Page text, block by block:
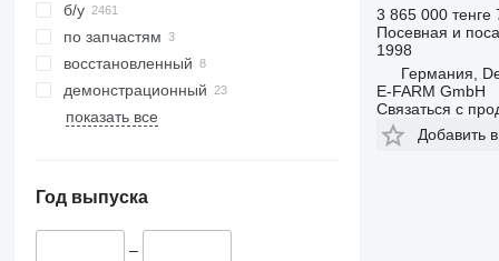
б/у
по запчастям
восстановленный
демонстрационный
показать все
Год выпуска
–
3 865 000 тенге
Посевная и
1998
Германия,
E-FARM GmbH
Связаться с
Добавить